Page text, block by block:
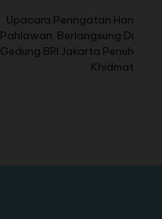
Upacara Peringatan Hari
Pahlawan Berlangsung Di
Gedung BRI Jakarta Penuh
Khidmat